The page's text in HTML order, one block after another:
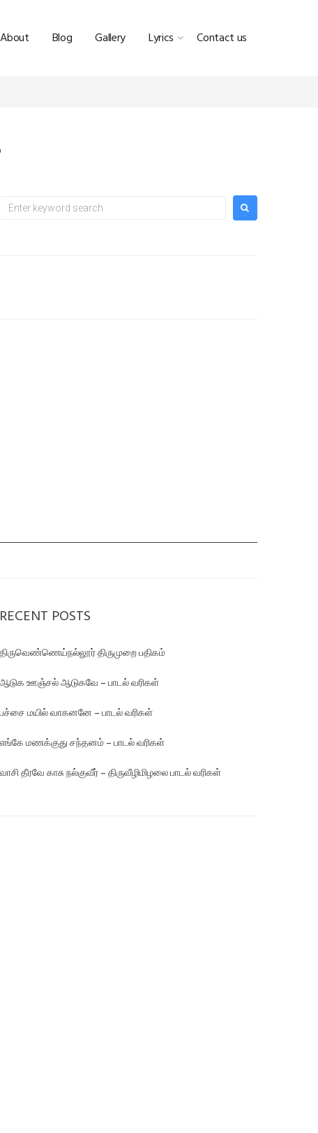
About Blog Gallery Lyrics Contact us
RECENT POSTS
திருவெண்ணெய்நல்லூர் திருமுறை பதிகம்
ஆடுக ஊஞ்சல் ஆடுகவே – பாடல் வரிகள்
பச்சை மயில் வாகனனே – பாடல் வரிகள்
எங்கே மண‌க்குது சந்தனம் – பாடல் வரிகள்
வாசி தீரவே காசு நல்குவீர் – திருவீழிமிழலை பாடல் வரிகள்